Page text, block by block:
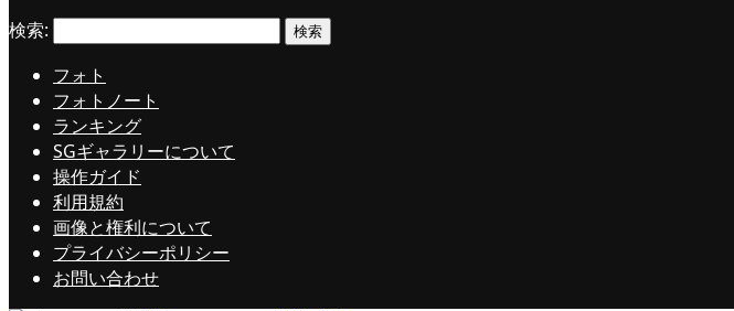
フォト
フォトノート
ランキング
SGギャラリーについて
操作ガイド
利用規約
画像と権利について
プライバシーポリシー
お問い合わせ
検索: